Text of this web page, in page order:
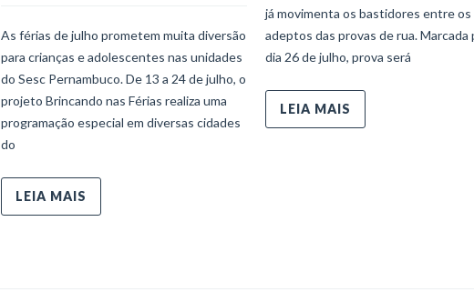
As férias de julho prometem muita diversão
para crianças e adolescentes nas unidades
do Sesc Pernambuco. De 13 a 24 de julho, o
projeto Brincando nas Férias realiza uma
programação especial em diversas cidades
do
LEIA MAIS
já movimenta os bastidores entre os
adeptos das provas de rua. Marcada
dia 26 de julho, prova será
LEIA MAIS